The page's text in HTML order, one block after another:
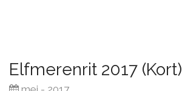
Elfmerenrit 2017 (Kort)